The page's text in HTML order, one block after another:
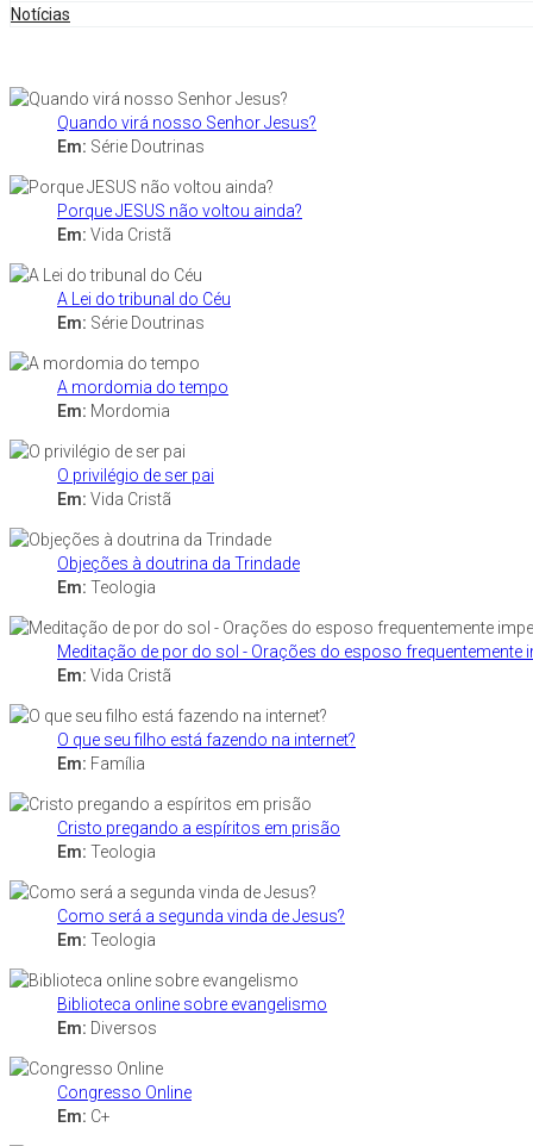
Notícias
Quando virá nosso Senhor Jesus?
Em: Série Doutrinas
Porque JESUS não voltou ainda?
Em: Vida Cristã
A Lei do tribunal do Céu
Em: Série Doutrinas
A mordomia do tempo
Em: Mordomia
O privilégio de ser pai
Em: Vida Cristã
Objeções à doutrina da Trindade
Em: Teologia
Meditação de por do sol - Orações do esposo frequentemente
Em: Vida Cristã
O que seu filho está fazendo na internet?
Em: Família
Cristo pregando a espíritos em prisão
Em: Teologia
Como será a segunda vinda de Jesus?
Em: Teologia
Biblioteca online sobre evangelismo
Em: Diversos
Congresso Online
Em: C+